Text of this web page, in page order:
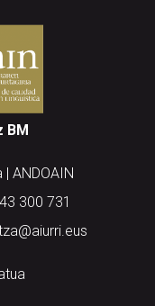
BM
ANDOAIN
300 731